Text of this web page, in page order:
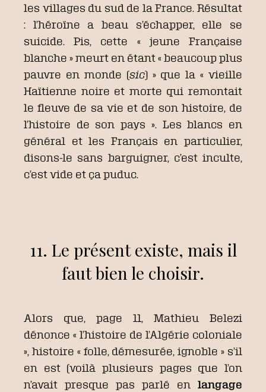
les villages du sud de la France. Résultat
: l’héroïne a beau s’échapper, elle se
suicide. Pis, cette « jeune Française
blanche » meurt en étant « beaucoup plus
pauvre en monde (sic) » que la « vieille
Haïtienne noire et morte qui remontait
le fleuve de sa vie et de son histoire, de
l’histoire de son pays ». Les blancs en
général et les Français en particulier,
disons-le sans barguigner, c’est inculte,
c’est vide et ça puduc.
11. Le présent existe, mais il
faut bien le choisir.
Alors que, page 11, Mathieu Belezi
dénonce « l’histoire de l’Algérie coloniale
», histoire « folle, démesurée, ignoble » s’il
en est (voilà plusieurs pages que l’on
n’avait presque pas parlé en langage